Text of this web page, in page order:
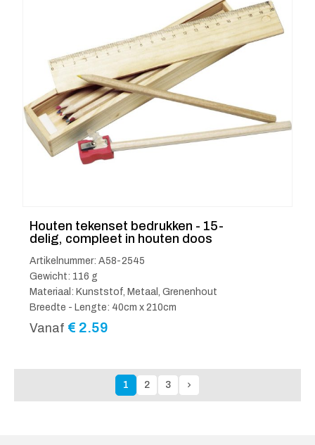
Houten tekenset bedrukken - 15-
delig, compleet in houten doos
Artikelnummer: A58-2545
Gewicht: 116 g
Materiaal: Kunststof, Metaal, Grenenhout
Breedte - Lengte: 40cm x 210cm
Vanaf € 2.59
1 2 3